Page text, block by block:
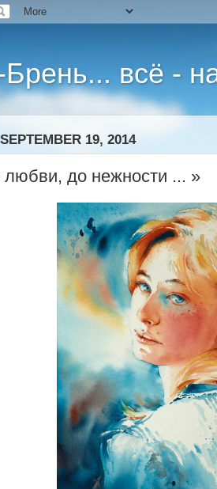
всё -
19, 2014
любви, до нежности ... »